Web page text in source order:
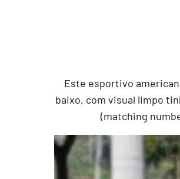
Este esportivo
baixo, com visual limpo
(matching